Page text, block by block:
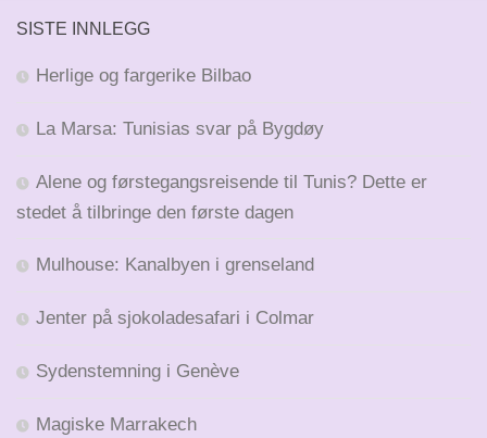
SISTE INNLEGG
Herlige og fargerike Bilbao
La Marsa: Tunisias svar på Bygdøy
Alene og førstegangsreisende til Tunis? Dette er
stedet å tilbringe den første dagen
Mulhouse: Kanalbyen i grenseland
Jenter på sjokoladesafari i Colmar
Sydenstemning i Genève
Magiske Marrakech